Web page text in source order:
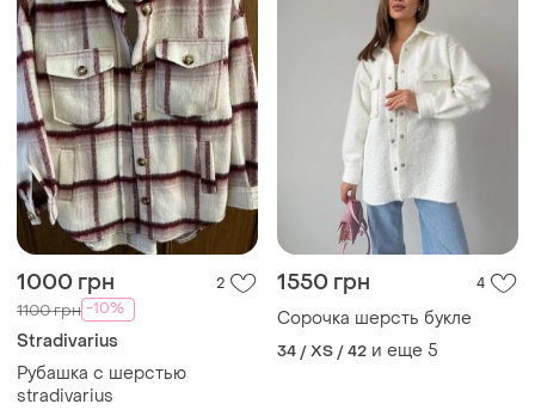
1000 грн 2
1100 грн -10%
Stradivarius
Рубашка с шерстью
stradivarius
1550 грн 4
Сорочка шерсть букле
34 / XS / 42 и еще 5